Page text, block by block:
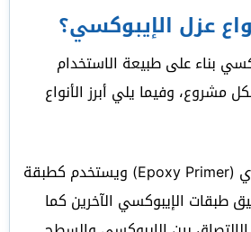
عزل الإيبوكسي؟
بناء على طبيعة الاستخدام
مشروع، وفيما يلي أبرز الأنواع
إيبوكسي تمهيدي (Epoxy Primer) ويستخدم كطبقة
طبقات الإيبوكسي الآخرين كما